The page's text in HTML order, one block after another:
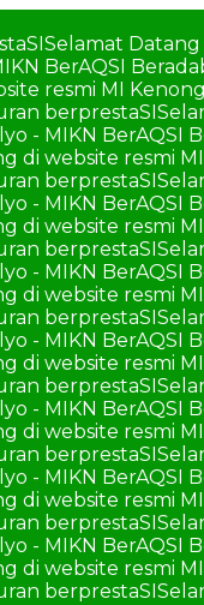
Selamat
BerAQSI
resmi MI
berprestaSI
- MIKN BerAQSI
di website resmi
berprestaSI
- MIKN BerAQSI
di website resmi
berprestaSI
- MIKN BerAQSI
di website resmi
berprestaSI
- MIKN BerAQSI
di website resmi
berprestaSI
- MIKN BerAQSI
di website resmi
berprestaSI
- MIKN BerAQSI
di website resmi
berprestaSI
- MIKN BerAQSI
di website resmi
berprestaSI